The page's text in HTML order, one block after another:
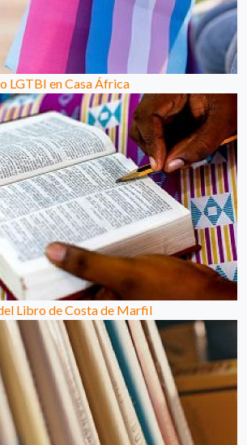
LGTBI en Casa África
Libro de Costa de Marfil